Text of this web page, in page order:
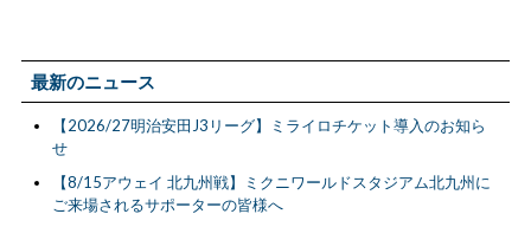
最新のニュース
【2026/27明治安田J3リーグ】ミライロチケット導入のお知ら
せ
【8/15アウェイ 北九州戦】ミクニワールドスタジアム北九州に
ご来場されるサポーターの皆様へ